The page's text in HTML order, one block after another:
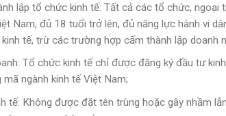
lập tổ chức kinh tế: Tất cả các tổ chức,
Nam, đủ 18 tuổi trở lên, đủ năng lực hành vi
tế, trừ các trường hợp cấm thành lập doanh
Tổ chức kinh tế chỉ được đăng ký đầu tư
ngành kinh tế Việt Nam;
tế: Không được đặt tên trùng hoặc gây nhầm